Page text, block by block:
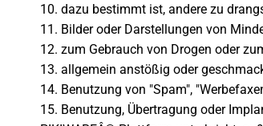
dazu bestimmt ist, andere zu
Bilder oder Darstellungen von
zum Gebrauch von Drogen oder
allgemein anstößig oder
Benutzung von "Spam",
Benutzung, Übertragung oder